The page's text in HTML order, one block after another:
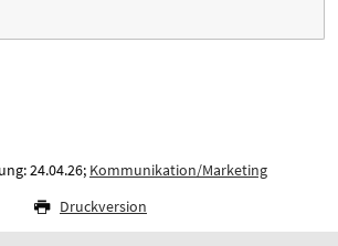
24.04.26; Kommunikation/Marketing
Druckversion